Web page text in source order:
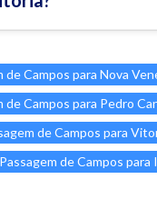
de Campos para Nova
de Campos para Pedro
de Campos para
Passagem de Campos para